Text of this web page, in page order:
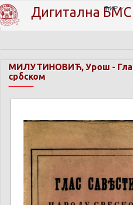
Дигитална БМС
ЋИР
МИЛУТИНОВИЋ, Урош -
србском